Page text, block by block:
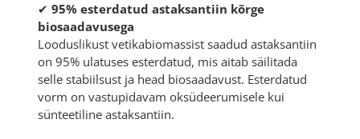
✔ 95% esterdatud astaksantiin kõrge
biosaadavusega
Looduslikust vetikabiomassist saadud astaksantiin
on 95% ulatuses esterdatud, mis aitab säilitada
selle stabiilsust ja head biosaadavust. Esterdatud
vorm on vastupidavam oksüdeerumisele kui
sünteetiline astaksantiin.